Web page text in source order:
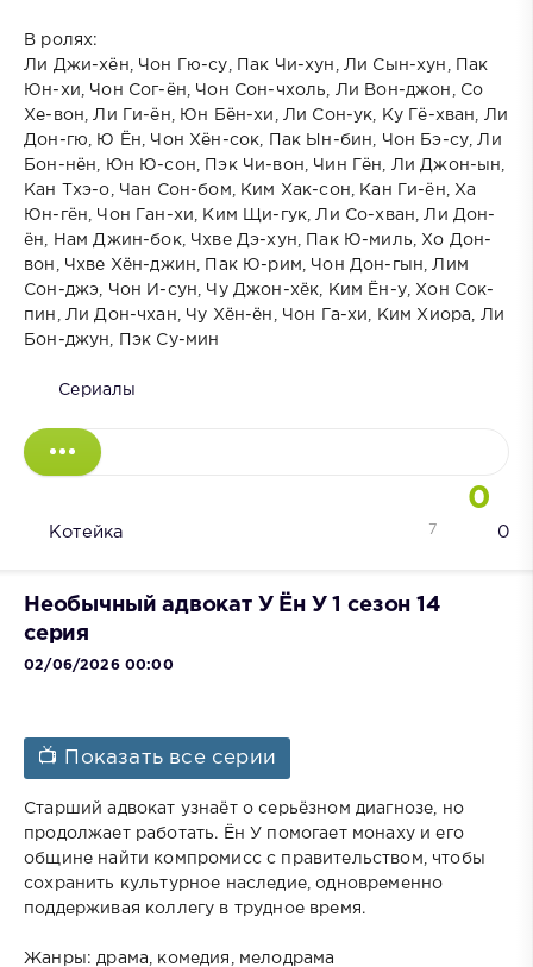
В ролях:
Ли Джи-хён, Чон Гю-су, Пак Чи-хун, Ли Сын-хун, Пак
Юн-хи, Чон Сог-ён, Чон Сон-чхоль, Ли Вон-джон, Со
Хе-вон, Ли Ги-ён, Юн Бён-хи, Ли Сон-ук, Ку Гё-хван, Ли
Дон-гю, Ю Ён, Чон Хён-сок, Пак Ын-бин, Чон Бэ-су, Ли
Бон-нён, Юн Ю-сон, Пэк Чи-вон, Чин Гён, Ли Джон-ын,
Кан Тхэ-о, Чан Сон-бом, Ким Хак-сон, Кан Ги-ён, Ха
Юн-гён, Чон Ган-хи, Ким Щи-гук, Ли Со-хван, Ли Дон-
ён, Нам Джин-бок, Чхве Дэ-хун, Пак Ю-миль, Хо Дон-
вон, Чхве Хён-джин, Пак Ю-рим, Чон Дон-гын, Лим
Сон-джэ, Чон И-сун, Чу Джон-хёк, Ким Ён-у, Хон Сок-
пин, Ли Дон-чхан, Чу Хён-ён, Чон Га-хи, Ким Хиора, Ли
Бон-джун, Пэк Су-мин
Сериалы
0
Котейка 0
7
Необычный адвокат У Ён У 1 сезон 14
серия
02/06/2026 00:00
📺 Показать все серии
Старший адвокат узнаёт о серьёзном диагнозе, но
продолжает работать. Ён У помогает монаху и его
общине найти компромисс с правительством, чтобы
сохранить культурное наследие, одновременно
поддерживая коллегу в трудное время.
Жанры: драма, комедия, мелодрама